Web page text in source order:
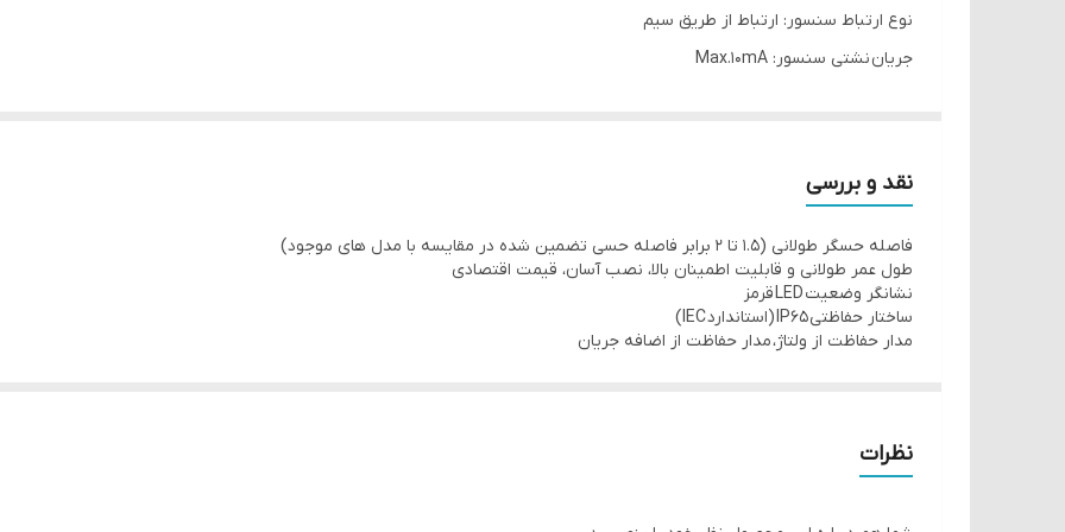
نوع ارتباط سنسور: ارتباط از طریق سیم
جریان نشتی سنسور: Max.10mA
ولتاژ قابل تحمل سنسور:
1500VAC 50/60Hz for 1minute
محدوده دمای محیط سنسور: منفی 25 الی مثبت 70 درجه سانتی گراد بدون یخ زدگی
محدوده رطوبت محیط سنسور:
نقد و بررسی
فاصله حسگر طولانی (1.5 تا 2 برابر فاصله حسی تضمین شده در مقایسه با مدل های موجود)
طول عمر طولانی و قابلیت اطمینان بالا، نصب آسان، قیمت اقتصادی
نشانگر وضعیت LED قرمز
ساختار حفاظتی IP65 (استاندارد IEC)
مدار حفاظت از ولتاژ، مدار حفاظت از اضافه جریان
نظرات